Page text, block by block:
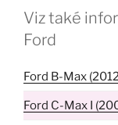
Viz také
Ford
Ford B-Max
Ford C-Max I